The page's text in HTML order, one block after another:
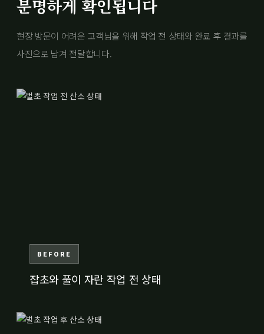
분명하게 확인됩니다
현장 방문이 어려운 고객님을 위해 작업 전 상태와 완료 후 결과를
사진으로 남겨 전달합니다.
BEFORE
잡초와 풀이 자란 작업 전 상태